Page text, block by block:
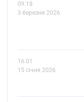
09.18
3 березня 2026
16.01
15 січня 2026